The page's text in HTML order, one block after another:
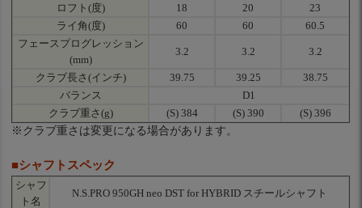
ロフト(度)
18 20
23
ライ角(度)
60 60
60.5
フェースプログレッション
(mm)
3.2 3.2 3.2
クラブ長さ(インチ) 39.75 39.25
38.75
バランス
D1
クラブ重さ(g)
(S) 384 (S) 390
(S) 396
※クラブ重さは変更になる場合があります。
■シャフトスペック
シャフ
ト名
N.S.PRO 950GH neo DST for HYBRID スチールシャフト